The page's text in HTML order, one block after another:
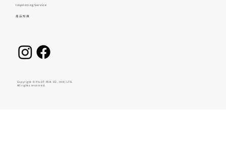
Imprinting Service
產品知識
Copyright © PILOT PEN CO. (HK) LTD.
All rights reserved.